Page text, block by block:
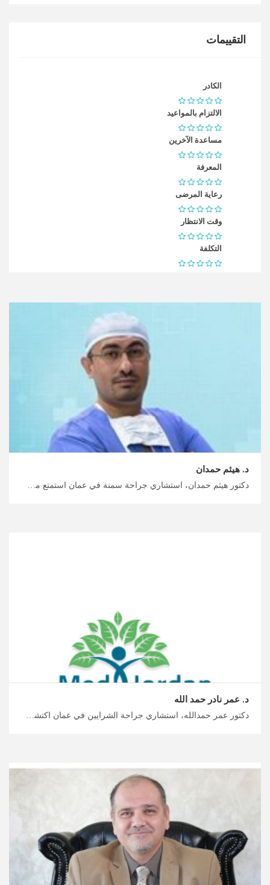
التقييمات
الكادر
الالتزام بالمواعيد
مساعدة الآخرين
المعرفة
رعاية المرضى
وقت الانتظار
التكلفة
د. هيثم حمدان
دكتور هيثم حمدان، استشاري جراحة سمنة في عمان استمتع معنا بترتيبات السفر السلسة للمواعيد الطبية في الأردن، حقق نتائج إنقاص الوزن على المدى الطويل وعلاج السمنة في الأردن، خطط لرحلتك العلاجية مع ميدكس
د. عمر نادر حمد الله
دكتور عمر حمدالله، استشاري جراحة الشرايين في عمان اكتشف جراحة ميسورة التكلفة في الأردن مع ميدكس، المتخصصين ذوي الخبرة في جراحة الأوعية الدموية في الأردن، استمتع برحلة علاجية واستشفائية آمنة معنا